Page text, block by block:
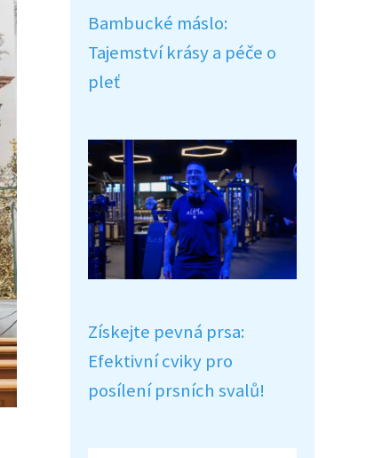
Bambucké máslo:
Tajemství krásy a péče o
pleť
Získejte pevná prsa:
Efektivní cviky pro
posílení prsních svalů!